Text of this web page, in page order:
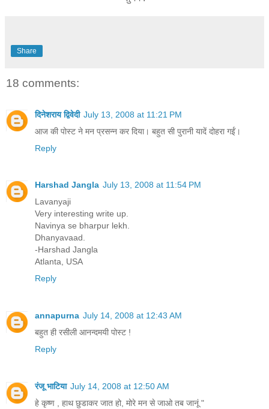
Share
18 comments:
दिनेशराय द्विवेदी July 13, 2008 at 11:21 PM
आज की पोस्ट ने मन प्रसन्न कर दिया। बहुत सी पुरानी यादें दोहरा गईं।
Reply
Harshad Jangla July 13, 2008 at 11:54 PM
Lavanyaji
Very interesting write up.
Navinya se bharpur lekh.
Dhanyavaad.
-Harshad Jangla
Atlanta, USA
Reply
annapurna July 14, 2008 at 12:43 AM
बहुत ही रसीली आनन्दमयी पोस्ट !
Reply
रंजू भाटिया July 14, 2008 at 12:50 AM
हे कृष्ण , हाथ छुडाकर जात हो, मोरे मन से जाओ तब जानूं "